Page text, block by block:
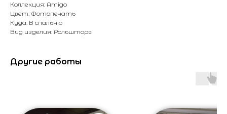
Коллекция: Amigo
Цвет: Фотопечать
Куда: В спальню
Вид изделия: Рольшторы
Другие работы